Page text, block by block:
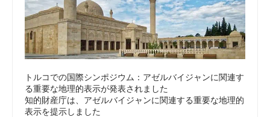
(COPAT)
商
標
_
トルコでの国際シンポジウム：アゼルバイジャンに関連す
る重要な地理的表示が発表されました
知的財産庁は、アゼルバイジャンに関連する重要な地理的
表示を提示しました